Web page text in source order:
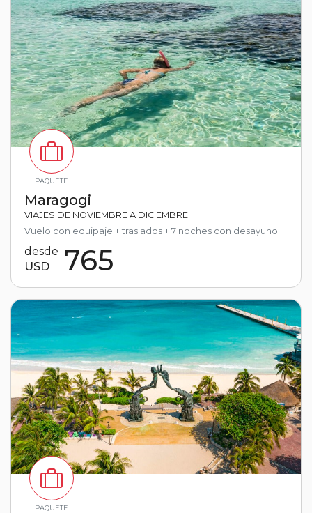
PAQUETE
Maragogi
VIAJES DE NOVIEMBRE A DICIEMBRE
Vuelo con equipaje + traslados + 7 noches con desayuno
desde
USD
765
PAQUETE